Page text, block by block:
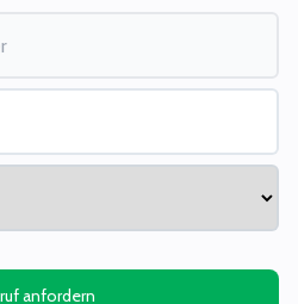
Angebot
anfordern